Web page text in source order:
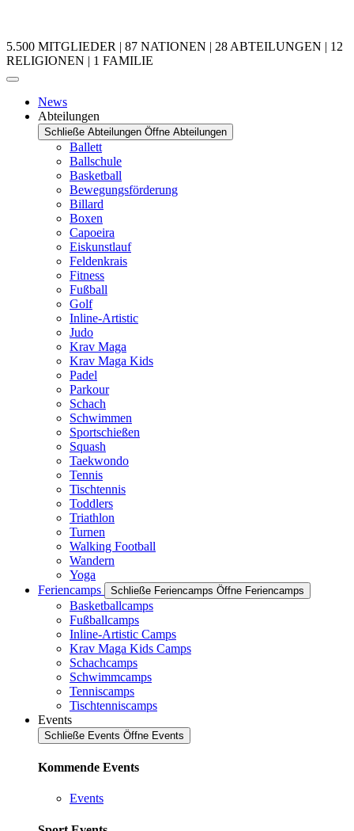
5.500 MITGLIEDER | 87 NATIONEN | 28 ABTEILUNGEN | 12
RELIGIONEN | 1 FAMILIE
News
Abteilungen
Schließe Abteilungen Öffne Abteilungen
Ballett
Ballschule
Basketball
Bewegungsförderung
Billard
Boxen
Capoeira
Eiskunstlauf
Feldenkrais
Fitness
Fußball
Golf
Inline-Artistic
Judo
Krav Maga
Krav Maga Kids
Padel
Parkour
Schach
Schwimmen
Sportschießen
Squash
Taekwondo
Tennis
Tischtennis
Toddlers
Triathlon
Turnen
Walking Football
Wandern
Yoga
Feriencamps
Schließe Feriencamps Öffne Feriencamps
Basketballcamps
Fußballcamps
Inline-Artistic Camps
Krav Maga Kids Camps
Schachcamps
Schwimmcamps
Tenniscamps
Tischtenniscamps
Events
Schließe Events Öffne Events
Kommende Events
Events